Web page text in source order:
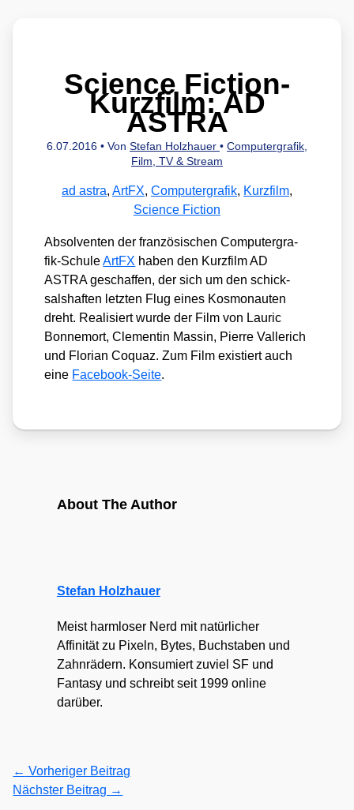
Science Fiction-
Kurzfilm: AD
ASTRA
6.07.2016 • Von Stefan Holzhauer • Computergrafik,
Film, TV & Stream
ad astra, ArtFX, Computergrafik, Kurzfilm,
Science Fiction
Absol­ven­ten der fran­zö­si­schen Com­pu­ter­gra­
fik-Schu­leArt­FX haben den Kurz­film AD
ASTRA geschaf­fen, der sich um den schick­
sals­haf­ten letz­ten Flug eines Kos­mo­nau­ten
dreht. Rea­li­siert wur­de der Film von Lau­ric
Bon­ne­mort, Cle­men­tin Mas­sin, Pierre Val­le­rich
und Flo­ri­an Coquaz. Zum Film exis­tiert auch
eine Face­book-Sei­te.
About The Author
Stefan Holzhauer
Meist harmloser Nerd mit natürlicher
Affinität zu Pixeln, Bytes, Buchstaben und
Zahnrädern. Konsumiert zuviel SF und
Fantasy und schreibt seit 1999 online
darüber.
← Vorheriger Beitrag
Nächster Beitrag →